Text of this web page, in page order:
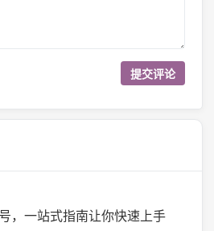
，一站式指南让你快速上手